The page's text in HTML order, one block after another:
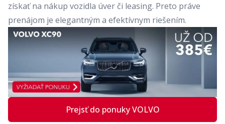
získať na nákup vozidla úver či leasing. Preto práve
prenájom je elegantným a efektívnym riešením.
Prejsť do ponuky VOLVO